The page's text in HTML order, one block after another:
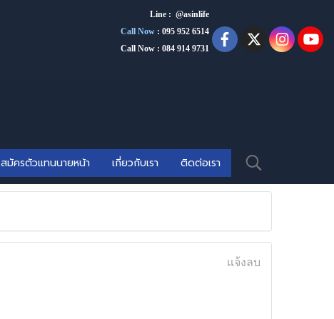
Line : @asinlife
Call Now : 095 952 6514
Call Now : 084 914 9731
สมัครตัวแทนนายหน้า เกี่ยวกับเรา ติดต่อเรา
แจ้งลบ